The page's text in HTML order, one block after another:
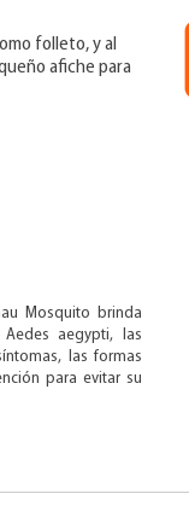
Mosquito brinda
aegypti, las
las formas
para evitar su
folleto, y al
afiche para